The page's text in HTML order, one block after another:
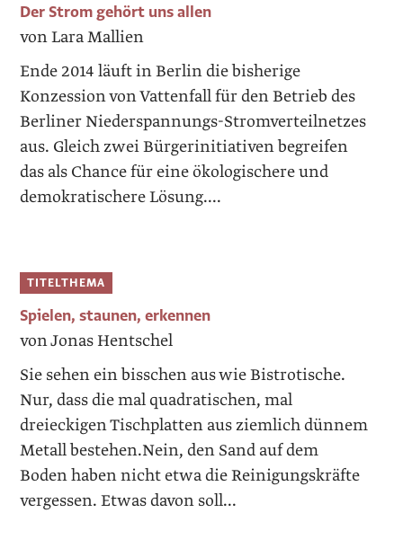
Der Strom gehört uns allen
von Lara Mallien
Ende 2014 läuft in Berlin die bisherige
Konzession von Vattenfall für den Betrieb des
Berliner Niederspannungs-Stromverteilnetzes
aus. Gleich zwei Bürgerinitiativen begreifen
das als Chance für eine ökologischere und
demokratischere Lösung....
TITELTHEMA
Spielen, staunen, erkennen
von Jonas Hentschel
Sie sehen ein bisschen aus wie Bistrotische.
Nur, dass die mal quadratischen, mal
dreieckigen Tischplatten aus ziemlich dünnem
Metall bestehen.Nein, den Sand auf dem
Boden haben nicht etwa die Reinigungskräfte
vergessen. Etwas davon soll...